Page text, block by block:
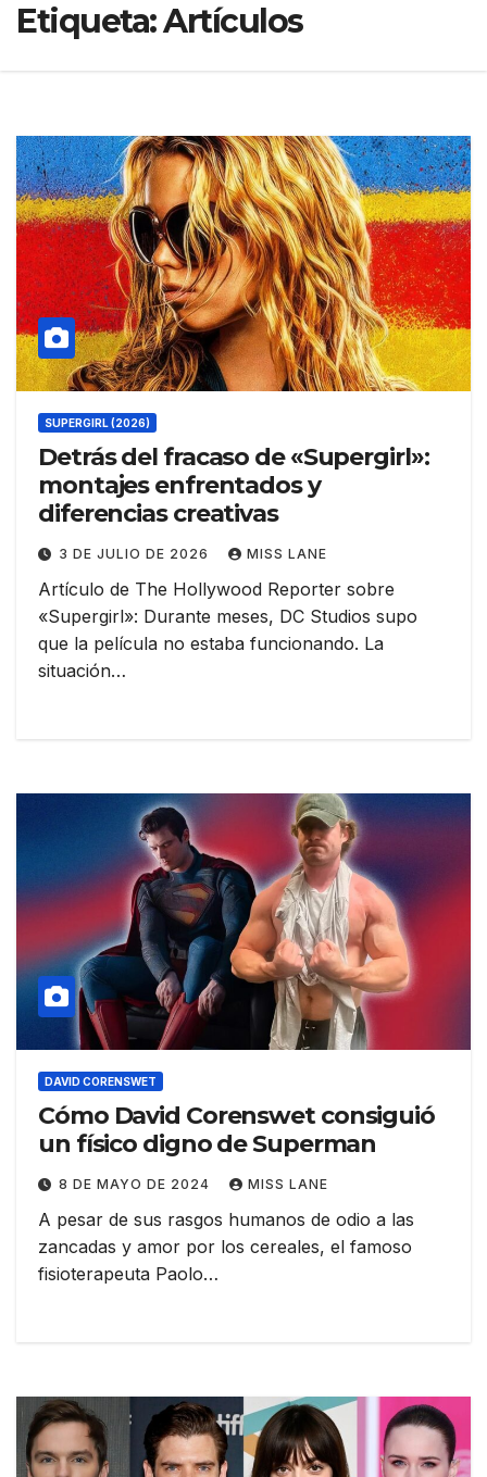
Etiqueta:Artículos
SUPERGIRL (2026)
Detrás del fracaso de «Supergirl»:
montajes enfrentados y
diferencias creativas
3 DE JULIO DE 2026 MISS LANE
Artículo de The Hollywood Reporter sobre
«Supergirl»: Durante meses, DC Studios supo
que la película no estaba funcionando. La
situación…
DAVID CORENSWET
Cómo David Corenswet consiguió
un físico digno de Superman
8 DE MAYO DE 2024 MISS LANE
A pesar de sus rasgos humanos de odio a las
zancadas y amor por los cereales, el famoso
fisioterapeuta Paolo…